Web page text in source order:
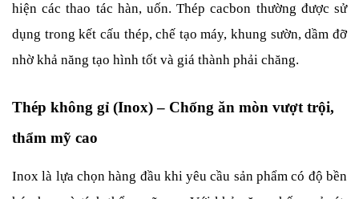
hiện các thao tác hàn, uốn. Thép cacbon thường được sử
dụng trong kết cấu thép, chế tạo máy, khung sườn, dầm đỡ
nhờ khả năng tạo hình tốt và giá thành phải chăng.
Thép không gỉ (Inox) – Chống ăn mòn vượt trội,
thẩm mỹ cao
Inox là lựa chọn hàng đầu khi yêu cầu sản phẩm có độ bền